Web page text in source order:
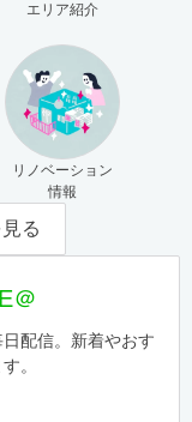
エリア紹介
リノベーション
情報
る
＠
配信。新着やおす
。